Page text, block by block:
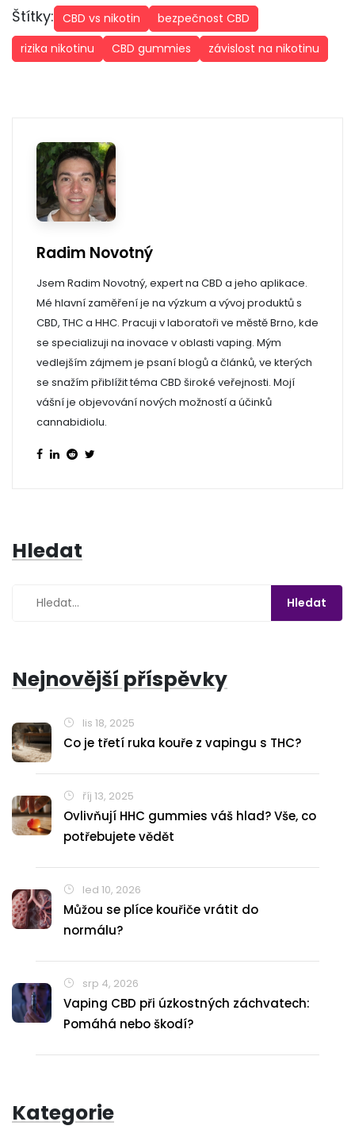
Štítky: CBD vs nikotin
bezpečnost CBD
rizika nikotinu
CBD gummies závislost na nikotinu
Radim Novotný
Jsem Radim Novotný, expert na CBD a jeho aplikace.
Mé hlavní zaměření je na výzkum a vývoj produktů s
CBD, THC a HHC. Pracuji v laboratoři ve městě Brno, kde
se specializuji na inovace v oblasti vaping. Mým
vedlejším zájmem je psaní blogů a článků, ve kterých
se snažím přiblížit téma CBD široké veřejnosti. Mojí
vášní je objevování nových možností a účinků
cannabidiolu.
Hledat
Nejnovější příspěvky
lis 18, 2025
Co je třetí ruka kouře z vapingu s THC?
říj 13, 2025
Ovlivňují HHC gummies váš hlad? Vše, co
potřebujete vědět
led 10, 2026
Můžou se plíce kouřiče vrátit do
normálu?
srp 4, 2026
Vaping CBD při úzkostných záchvatech:
Pomáhá nebo škodí?
Kategorie